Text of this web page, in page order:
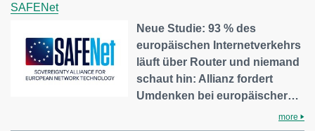
SAFENet
Neue Studie: 93 % des
europäischen Internetverkehrs
läuft über Router und niemand
schaut hin: Allianz fordert
Umdenken bei europäischer…
more